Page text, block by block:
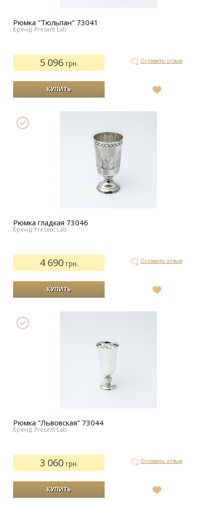
Рюмка "Тюльпан" 73041
Бренд: Present Lab
5 096грн. Оставить отзыв
желаний
Рюмка гладкая 73046
Бренд: Present Lab
4 690грн. Оставить отзыв
желаний
Рюмка "Львовская" 73044
Бренд: Present Lab
3 060грн. Оставить отзыв